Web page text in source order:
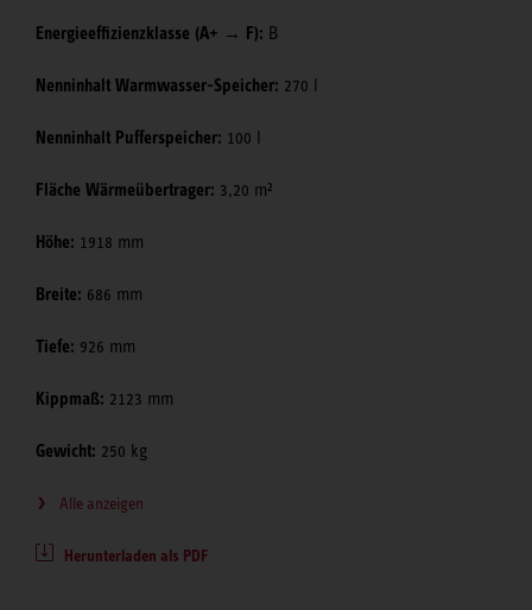
Energieeffizienzklasse (A+ → F): B
Nenninhalt Warmwasser-Speicher: 270 l
Nenninhalt Pufferspeicher: 100 l
Fläche Wärmeübertrager: 3,20 m²
Höhe: 1918 mm
Breite: 686 mm
Tiefe: 926 mm
Kippmaß: 2123 mm
Gewicht: 250 kg
Alle anzeigen
Herunterladen als PDF